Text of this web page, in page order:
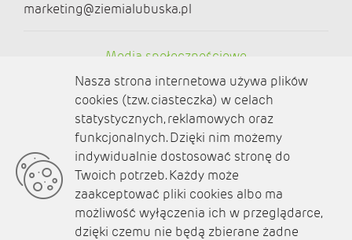
marketing@ziemialubuska.pl
Media społecznościowe
O nas
Kontakt
Polityka prywatności
Nasza strona internetowa używa plików
cookies (tzw. ciasteczka) w celach
statystycznych, reklamowych oraz
funkcjonalnych. Dzięki nim możemy
indywidualnie dostosować stronę do
Twoich potrzeb. Każdy może
zaakceptować pliki cookies albo ma
możliwość wyłączenia ich w przeglądarce,
dzięki czemu nie będą zbierane żadne